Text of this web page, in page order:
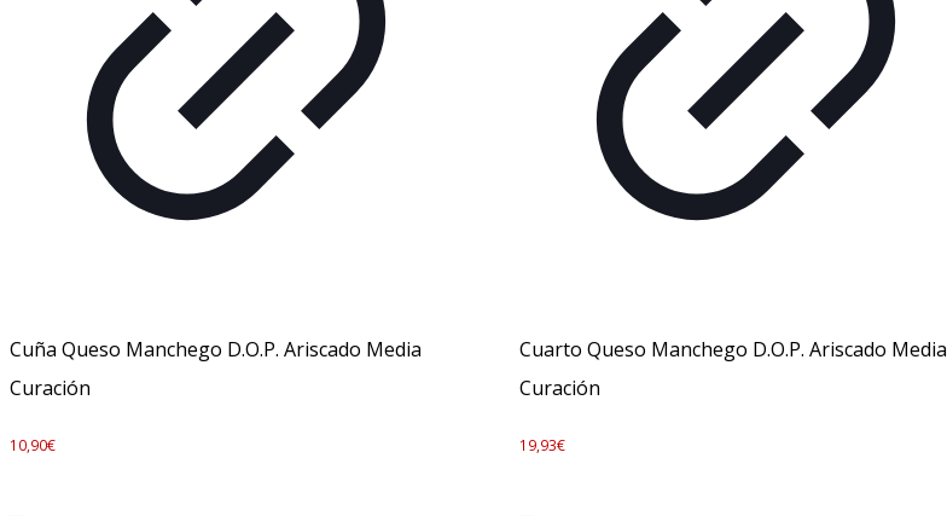
Cuña Queso Manchego D.O.P. Ariscado Media
Curación
10,90€
Cuarto Queso Manchego D.O.P. Ariscado Media
Curación
19,93€